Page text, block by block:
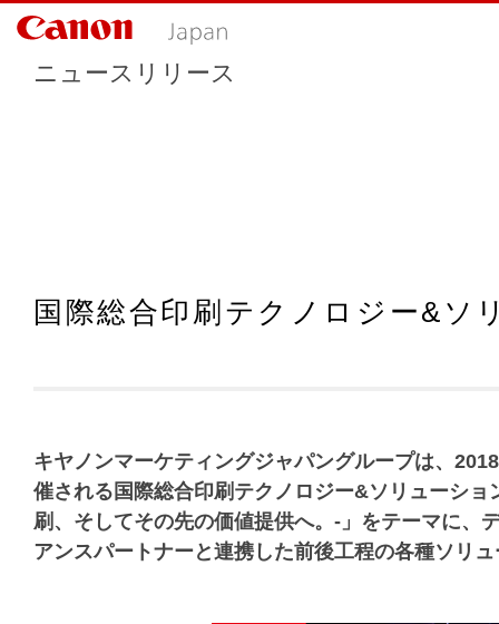
ニュースリリース
国際総合印刷テクノロジー&ソ
キヤノンマーケティングジャパングループは、
催される国際総合印刷テクノロジー&ソリューシ
刷、そしてその先の価値提供へ。-」をテーマに、
アンスパートナーと連携した前後工程の各種ソリ